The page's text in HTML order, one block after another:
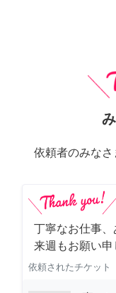
依頼者のみな
丁寧なお仕事、
来週もお願い申
依頼されたチケット